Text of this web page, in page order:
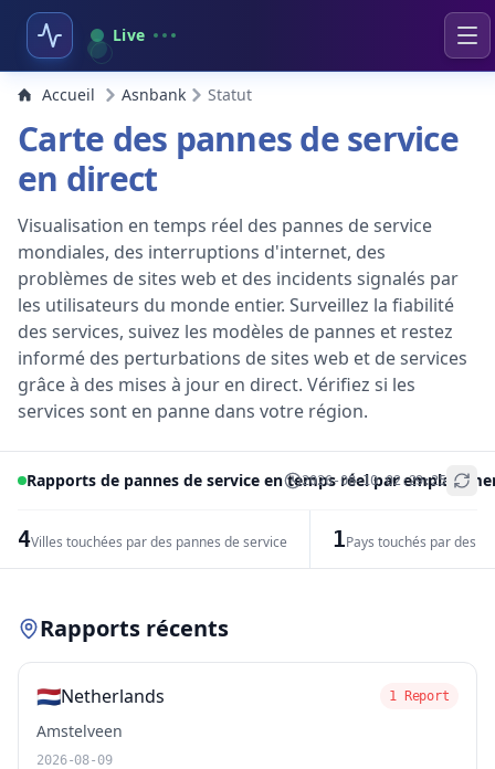
Live
Accueil Asnbank Statut
Carte des pannes de service
en direct
Visualisation en temps réel des pannes de service
mondiales, des interruptions d'internet, des
problèmes de sites web et des incidents signalés par
les utilisateurs du monde entier. Surveillez la fiabilité
des services, suivez les modèles de pannes et restez
informé des perturbations de sites web et de services
grâce à des mises à jour en direct. Vérifiez si les
services sont en panne dans votre région.
Rapports de pannes de service en temps réel par
2026-08-10 02:29:25
4Villes touchées par des pannes de service 1Pays touchés par des
+
Rapports récents
🇳🇱Netherlands 1 Report
Amstelveen
2026-08-09